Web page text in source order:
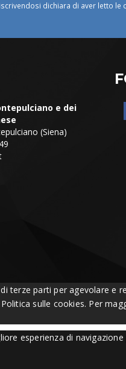
dichiara di aver letto
e dei
(Siena)
terze parti per agevolare e
sulle cookies. Per
esperienza di